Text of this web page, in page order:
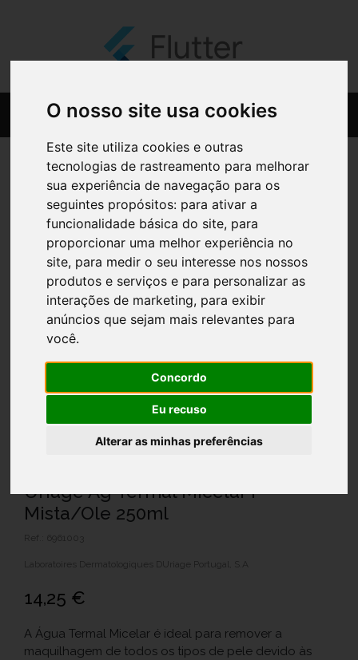
O nosso site usa cookies
Este site utiliza cookies e outras
tecnologias de rastreamento para melhorar
sua experiência de navegação para os
seguintes propósitos: para ativar a
funcionalidade básica do site, para
proporcionar uma melhor experiência no
site, para medir o seu interesse nos nossos
produtos e serviços e para personalizar as
interações de marketing, para exibir
anúncios que sejam mais relevantes para
você.
Concordo
Eu recuso
Alterar as minhas preferências
Uriage Ag Termal Micelar P
Mista/Ole 250ml
Ref.: 6961003
Laboratoires Dermatologiques DUriage Portugal, S.A
14,25 €
A Água Termal Micelar é ideal para remover a
maquilhagem de todos os tipos de pele devido às